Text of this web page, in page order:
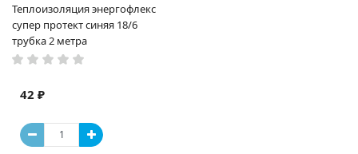
Теплоизоляция энергофлекс
супер протект синяя 18/6
трубка 2 метра
42 ₽